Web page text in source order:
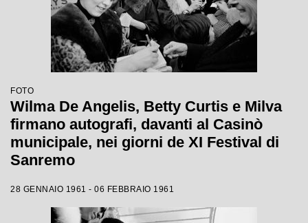
FOTO
Wilma De Angelis, Betty Curtis e Milva
firmano autografi, davanti al Casinò
municipale, nei giorni de XI Festival di
Sanremo
28 GENNAIO 1961 - 06 FEBBRAIO 1961